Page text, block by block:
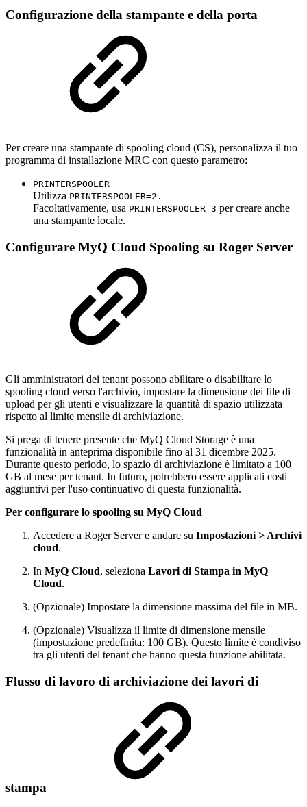
Configurazione della stampante e della porta
Per creare una stampante di spooling cloud (CS), personalizza il tuo
programma di installazione MRC con questo parametro:
PRINTERSPOOLER
Utilizza PRINTERSPOOLER=2.
Facoltativamente, usa PRINTERSPOOLER=3 per creare anche
una stampante locale.
Configurare MyQ Cloud Spooling su Roger Server
Gli amministratori dei tenant possono abilitare o disabilitare lo
spooling cloud verso l'archivio, impostare la dimensione dei file di
upload per gli utenti e visualizzare la quantità di spazio utilizzata
rispetto al limite mensile di archiviazione.
Si prega di tenere presente che MyQ Cloud Storage è una
funzionalità in anteprima disponibile fino al 31 dicembre 2025.
Durante questo periodo, lo spazio di archiviazione è limitato a 100
GB al mese per tenant. In futuro, potrebbero essere applicati costi
aggiuntivi per l'uso continuativo di questa funzionalità.
Per configurare lo spooling su MyQ Cloud
Accedere a Roger Server e andare su Impostazioni > Archivi
cloud.
In MyQ Cloud, seleziona Lavori di Stampa in MyQ
Cloud.
(Opzionale) Impostare la dimensione massima del file in MB.
(Opzionale) Visualizza il limite di dimensione mensile
(impostazione predefinita: 100 GB). Questo limite è condiviso
tra gli utenti del tenant che hanno questa funzione abilitata.
Flusso di lavoro di archiviazione dei lavori di
stampa